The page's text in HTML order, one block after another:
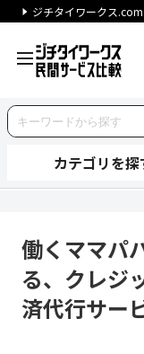
ジチタイワークス.com
カテゴリを探
働くママパ
る、クレジ
済代行サー